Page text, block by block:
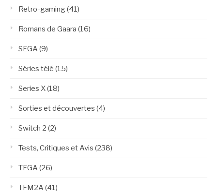
Retro-gaming(41)
Romans de Gaara (16)
SEGA(9)
Séries télé (15)
Series X(18)
Sorties et découvertes (4)
Switch 2 (2)
Tests, Critiques et Avis (238)
TFGA(26)
TFM2A(41)